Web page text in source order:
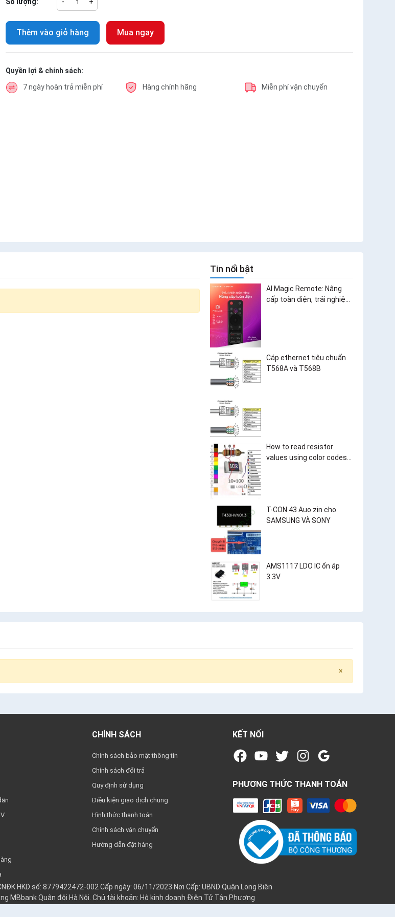
Thêm vào giỏ hàng Mua ngay
Quyền lợi & chính sách:
7 ngày hoàn trả miễn phí Hàng chính hãng Miễn phí vận chuyển
Tin nổi bật
AI Magic Remote: Nâng
cấp toàn diện, trải nghiệm
Cáp ethernet tiêu chuẩn
T568A và T568B
How to read resistor
values using color codes
T-CON 43 Auo zin cho
SAMSUNG VÀ SONY
AMS1117 LDO IC ổn áp
3.3V
×
CHÍNH SÁCH
Chính sách bảo mật thông tin
Chính sách đổi trả
Quy định sử dụng
Điều kiện giao dịch chung
Hình thức thanh toán
Chính sách vận chuyển
Hướng dẫn đặt hàng
KẾT NỐI
PHƯƠNG THỨC THANH TOÁN
HKD số: 8779422472-002 Cấp ngày: 06/11/2023 Nơi Cấp: UBND Quận Long Biên
MBbank Quân đội Hà Nội. Chủ tài khoản: Hộ kinh doanh Điện Tử Tân Phương